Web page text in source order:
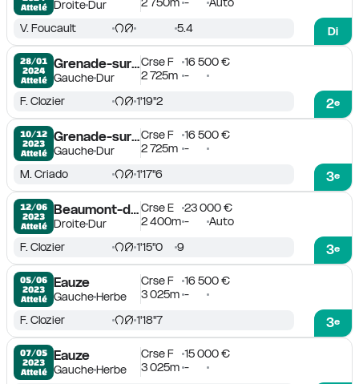
Attelé
DroiteDur
Di
V. Foucault 5.4
28/01
2024
Attelé
Grenade-sur-Garonne
GaucheDur
Crse F
16 500 €
2 725m -
2e
F. Clozier 1'19''2
10/12
2023
Attelé
Grenade-sur-Garonne
GaucheDur
Crse F
16 500 €
2 725m -
3e
M. Criado 1'17''6
12/06
2023
Attelé
Beaumont-de-Lomagne
DroiteDur
Crse E
23 000 €
2 400m - Auto
3e
F. Clozier 1'15''0 9
05/06
2023
Attelé
Eauze
GaucheHerbe
Crse F
16 500 €
3 025m -
3e
F. Clozier 1'18''7
07/05
2023
Attelé
Eauze
GaucheHerbe
Crse F
15 000 €
3 025m -